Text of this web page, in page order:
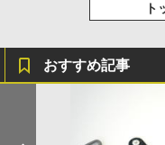
ト
おすすめ記事